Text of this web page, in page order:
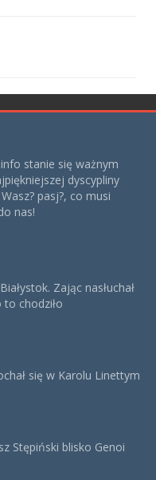
stanie się ważnym
dyscypliny
pasj?, co musi
nas!
Zając nasłuchał
to chodziło
się w Karolu Linettym
Stępiński blisko Genoi